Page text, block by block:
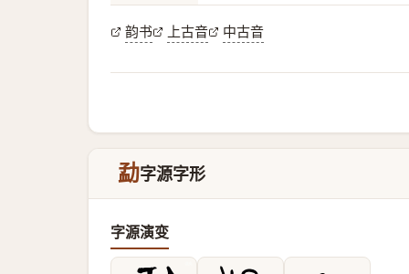
韵书 上古音 中古音
勐字源字形
字源演变